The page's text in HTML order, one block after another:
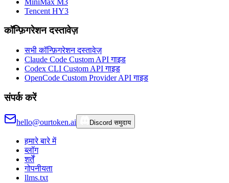
Tencent HY3
कॉन्फ़िगरेशन दस्तावेज़
सभी कॉन्फ़िगरेशन दस्तावेज़
Claude Code Custom API गाइड
Codex CLI Custom API गाइड
OpenCode Custom Provider API गाइड
संपर्क करें
hello@ourtoken.ai Discord समुदाय
हमारे बारे में
ब्लॉग
शर्तें
गोपनीयता
llms.txt